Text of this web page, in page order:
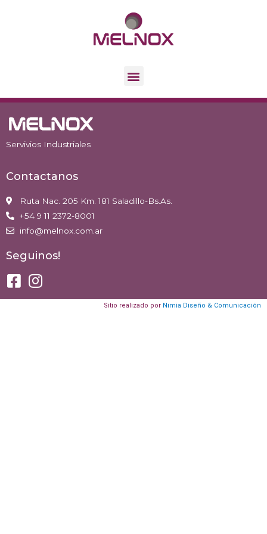
Servivios Industriales
Contactanos
Ruta Nac. 205 Km. 181 Saladillo-Bs.As.
+54 9 11 2372-8001
info@melnox.com.ar
Seguinos!
Sitio realizado por Nimia Diseño & Comunicación